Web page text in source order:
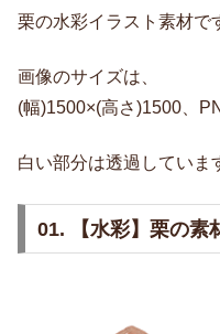
栗の水彩イラスト素材で
画像のサイズは、
(幅)1500×(高さ)1500、
白い部分は透過していま
01. 【水彩】栗の素